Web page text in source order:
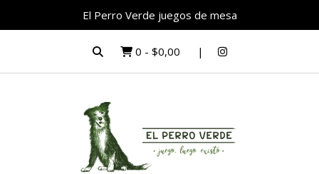
El Perro Verde juegos de mesa
0 - $0,00